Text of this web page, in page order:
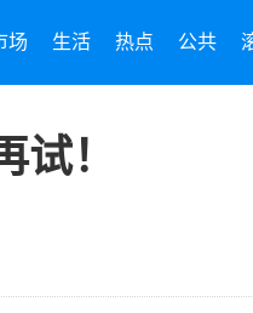
场 生活 热点 公共
！